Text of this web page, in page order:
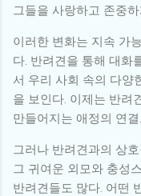
그들을 사랑하고 존중하
이러한 변화는 지속 가
다. 반려견을 통해 대화
서 우리 사회 속의 다양
을 보인다. 이제는 반려
만들어지는 애정의 연
그러나 반려견과의 상
그 귀여운 외모와 충성
반려견들도 많다. 어떤